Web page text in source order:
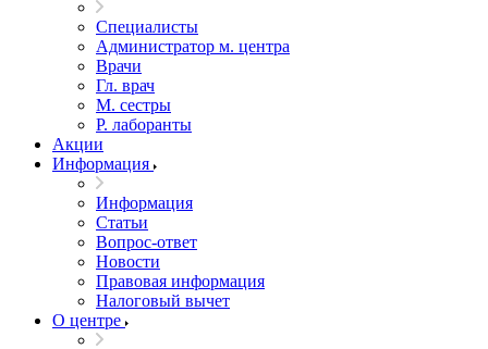
Специалисты
Администратор м. центра
Врачи
Гл. врач
М. сестры
Р. лаборанты
Акции
Информация
Информация
Статьи
Вопрос-ответ
Новости
Правовая информация
Налоговый вычет
О центре